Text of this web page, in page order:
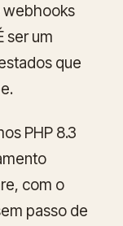
webhooks
ser um
que
PHP 8.3
com o
passo de